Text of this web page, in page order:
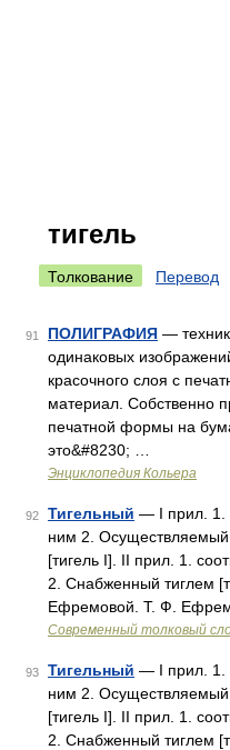
тигель
Толкование Перевод
91 ПОЛИГРАФИЯ —
одинаковых
красочного слоя с
материал. Собственно
печатной формы на
это&#8230; …
Энциклопедия Кольера
92 Тигельный — I прил. 1.
ним 2. Осуществляемый
[тигель I]. II прил. 1.
2. Снабженный тиглем
Ефремовой. Т. Ф.
Современный толковый
93 Тигельный — I прил. 1.
ним 2. Осуществляемый
[тигель I]. II прил. 1.
2. Снабженный тиглем